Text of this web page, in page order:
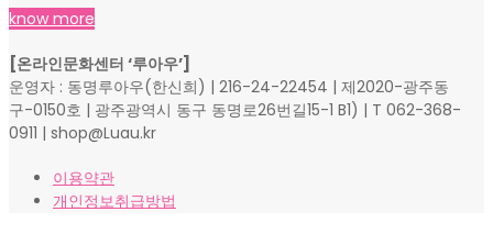
know more
[온라인문화센터 ‘루아우’]
운영자 : 동명루아우(한신희) | 216-24-22454 | 제2020-광주동
구-0150호 | 광주광역시 동구 동명로26번길15-1 B1) | T 062-368-
0911 | shop@Luau.kr
이용약관
개인정보취급방법